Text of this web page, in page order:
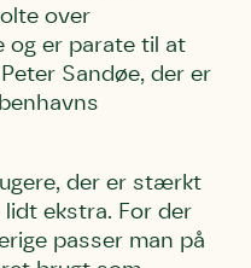
over
og er parate til at
Sandøe, der er
der er stærkt
lidt ekstra. For der
passer man på